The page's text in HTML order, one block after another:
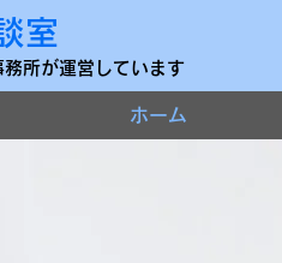
室
務所が運営しています
ホーム